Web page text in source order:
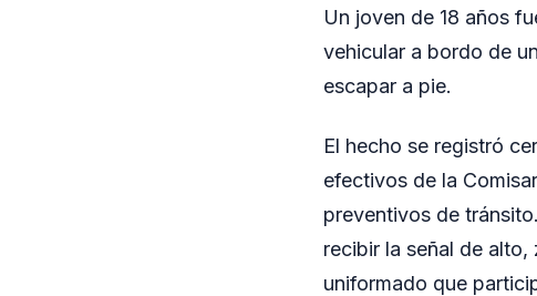
Un joven de 18 años
vehicular a bordo de
escapar a pie.
El hecho se registró
efectivos de la
preventivos de
recibir la señal de
uniformado que